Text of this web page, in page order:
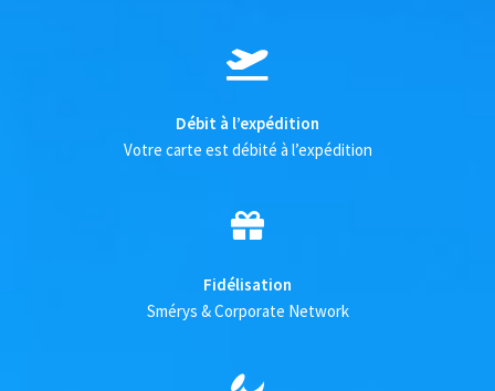
Débit à l’expédition
Votre carte est débité à l’expédition
Fidélisation
Smérys & Corporate Network